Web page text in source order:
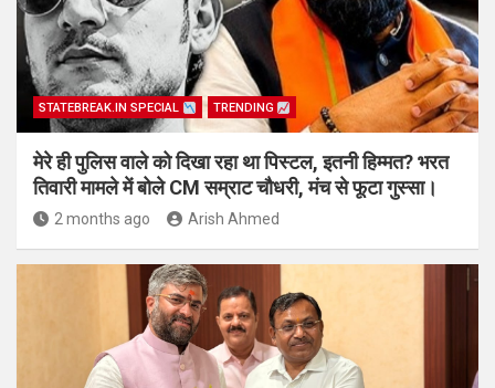
STATEBREAK.IN SPECIAL TRENDING
मेरे ही पुलिस वाले को दिखा रहा था पिस्टल, इतनी हिम्मत? भरत
तिवारी मामले में बोले CM सम्राट चौधरी, मंच से फूटा गुस्सा।
2 months ago Arish Ahmed